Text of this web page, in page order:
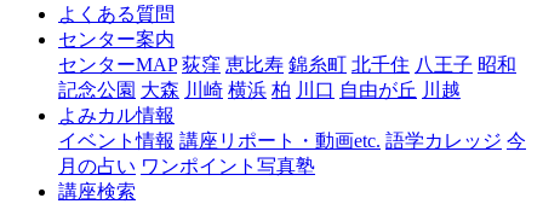
口
よくある質問
センター案内
センターMAP 荻窪 恵比寿 錦糸町 北千住 八王子 昭和
記念公園 大森 川崎 横浜 柏 川口 自由が丘 川越
よみカル情報
イベント情報 講座リポート・動画etc. 語学カレッジ 今
月の占い ワンポイント写真塾
講座検索